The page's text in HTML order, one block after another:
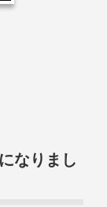
なりまし